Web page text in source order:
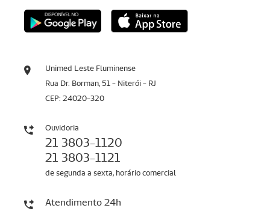
Unimed Leste Fluminense
Rua Dr. Borman, 51 - Niterói - RJ
CEP: 24020-320
Ouvidoria
21 3803-1120
21 3803-1121
de segunda a sexta, horário comercial
Atendimento 24h